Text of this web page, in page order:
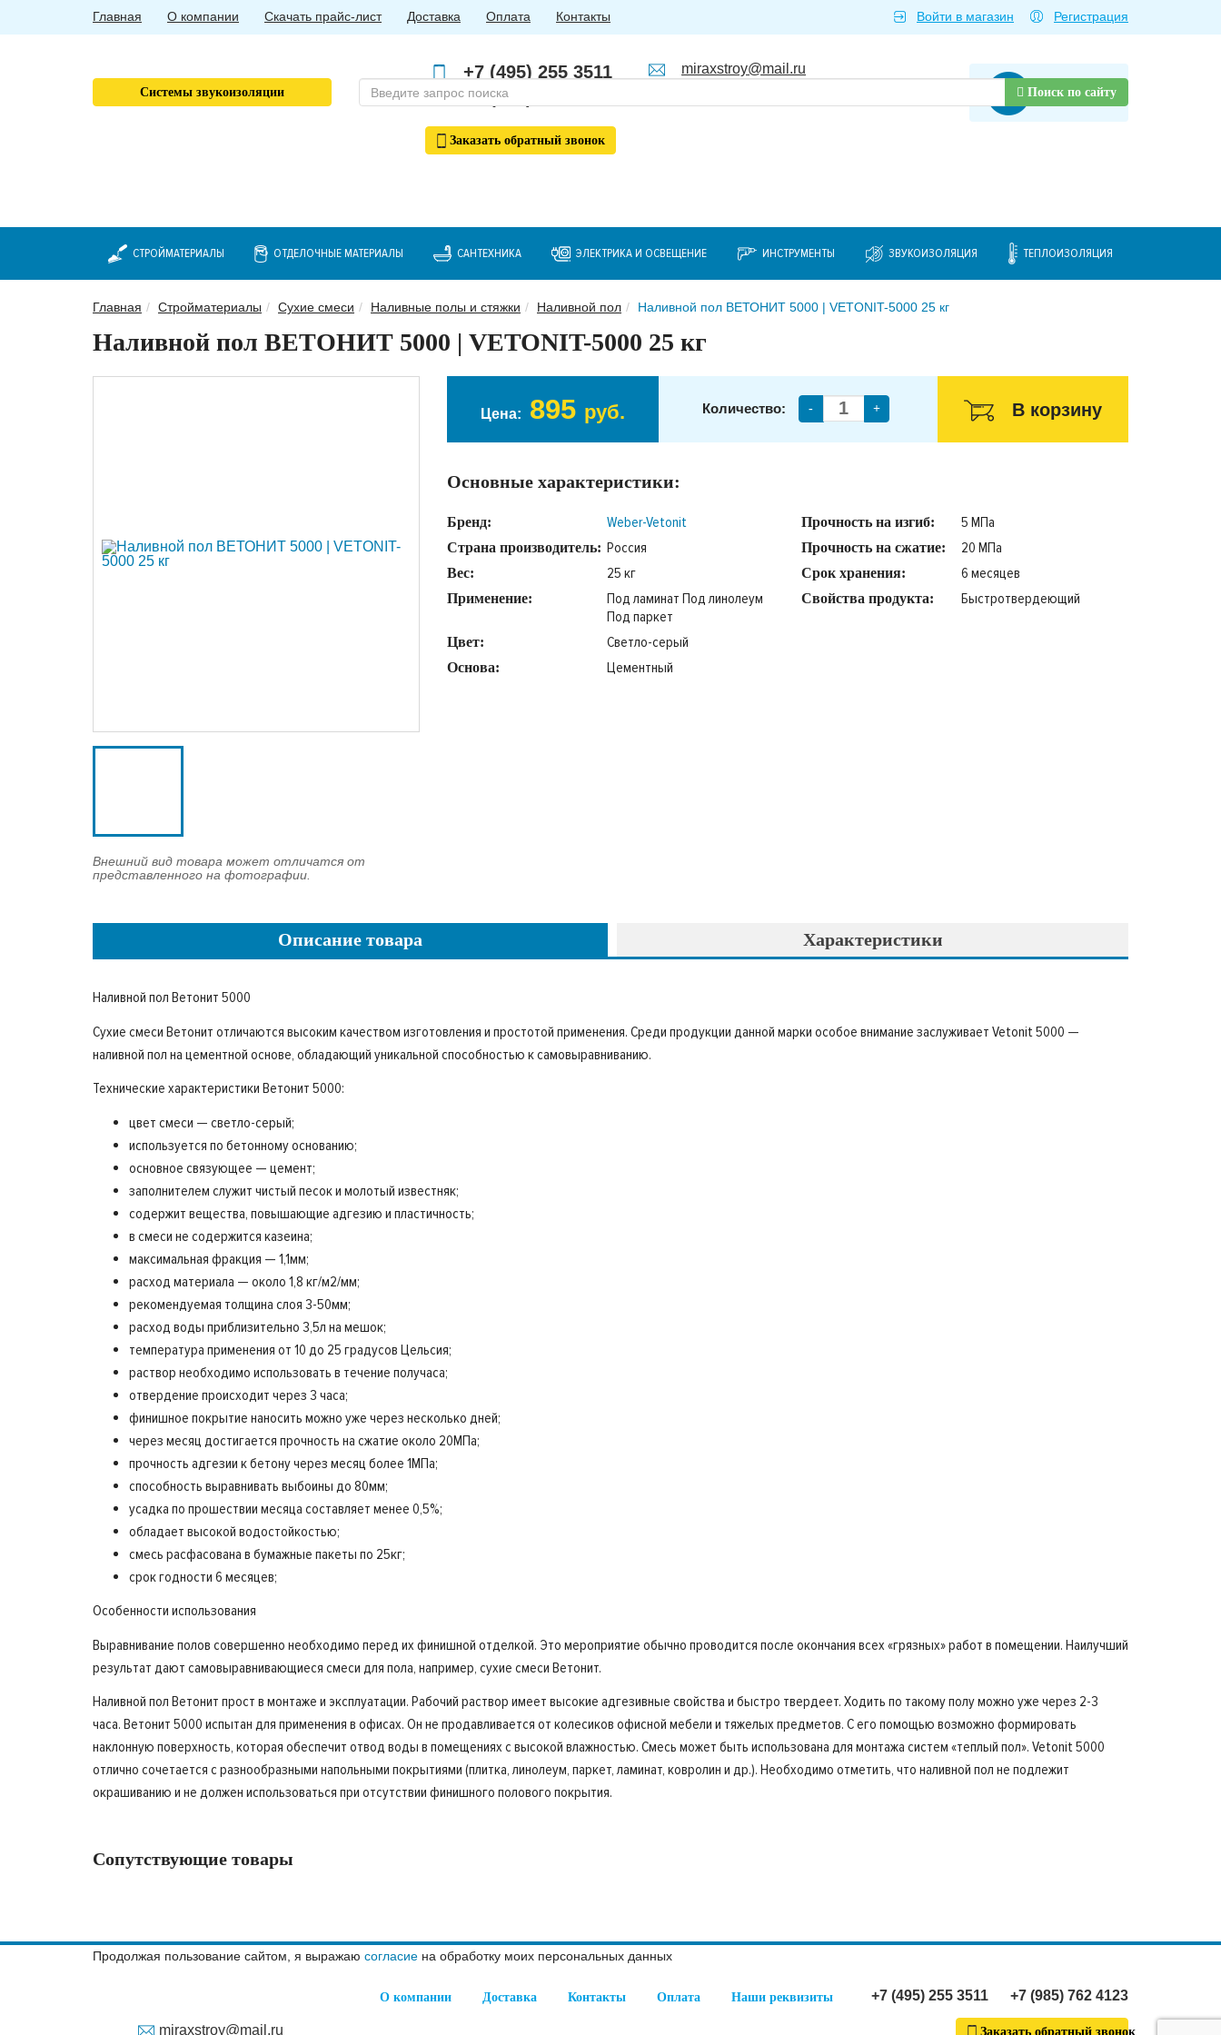
СТРОЙМАТЕРИАЛЫ ОТДЕЛОЧНЫЕ МАТЕРИАЛЫ САНТЕХНИКА ЭЛЕКТРИКА И ОСВЕЩЕНИЕ ИНСТРУМЕНТЫ ЗВУКОИЗОЛЯЦИЯ ТЕПЛОИЗОЛЯЦИЯ
Главная О компании Скачать прайс-лист Доставка Оплата Контакты Войти в магазин Регистрация
Товаров нет
+7 (495) 255 3511
+7 (985) 762 4123
Заказать обратный звонок
miraxstroy@mail.ru
Системы звукоизоляции Поиск по сайту
Главная Стройматериалы Сухие смеси Наливные полы и стяжки Наливной пол Наливной пол ВЕТОНИТ 5000 | VETONIT-5000 25 кг
Наливной пол ВЕТОНИТ 5000 | VETONIT-5000 25 кг
Внешний вид товара может отличатся от
представленного на фотографии.
Цена: 895 руб. В корзину
Количество: - +
Основные характеристики:
Бренд: Weber-Vetonit
Страна производитель: Россия
Вес: 25 кг
Применение:
Под ламинат Под линолеум
Под паркет
Цвет: Светло-серый
Основа: Цементный
Прочность на изгиб: 5 МПа
Прочность на сжатие: 20 МПа
Срок хранения: 6 месяцев
Свойства продукта: Быстротвердеющий
Описание товара Характеристики
Наливной пол Ветонит 5000
Сухие смеси Ветонит отличаются высоким качеством изготовления и простотой применения. Среди продукции данной марки особое внимание заслуживает Vetonit 5000 —
наливной пол на цементной основе, обладающий уникальной способностью к самовыравниванию.
Технические характеристики Ветонит 5000:
цвет смеси — светло-серый;
используется по бетонному основанию;
основное связующее — цемент;
заполнителем служит чистый песок и молотый известняк;
содержит вещества, повышающие адгезию и пластичность;
в смеси не содержится казеина;
максимальная фракция — 1,1мм;
расход материала — около 1,8 кг/м2/мм;
рекомендуемая толщина слоя 3-50мм;
расход воды приблизительно 3,5л на мешок;
температура применения от 10 до 25 градусов Цельсия;
раствор необходимо использовать в течение получаса;
отвердение происходит через 3 часа;
финишное покрытие наносить можно уже через несколько дней;
через месяц достигается прочность на сжатие около 20МПа;
прочность адгезии к бетону через месяц более 1МПа;
способность выравнивать выбоины до 80мм;
усадка по прошествии месяца составляет менее 0,5%;
обладает высокой водостойкостью;
смесь расфасована в бумажные пакеты по 25кг;
срок годности 6 месяцев;
Особенности использования
Выравнивание полов совершенно необходимо перед их финишной отделкой. Это мероприятие обычно проводится после окончания всех «грязных» работ в помещении. Наилучший
результат дают самовыравнивающиеся смеси для пола, например, сухие смеси Ветонит.
Наливной пол Ветонит прост в монтаже и эксплуатации. Рабочий раствор имеет высокие адгезивные свойства и быстро твердеет. Ходить по такому полу можно уже через 2-3
часа. Ветонит 5000 испытан для применения в офисах. Он не продавливается от колесиков офисной мебели и тяжелых предметов. С его помощью возможно формировать
наклонную поверхность, которая обеспечит отвод воды в помещениях с высокой влажностью. Смесь может быть использована для монтажа систем «теплый пол». Vetonit 5000
отлично сочетается с разнообразными напольными покрытиями (плитка, линолеум, паркет, ламинат, ковролин и др.). Необходимо отметить, что наливной пол не подлежит
окрашиванию и не должен использоваться при отсутствии финишного полового покрытия.
Сопутствующие товары
О компании Доставка Контакты Оплата Наши реквизиты +7 (495) 255 3511 +7 (985) 762 4123
Заказать обратный звонок
miraxstroy@mail.ru
Продолжая пользование сайтом, я выражаю согласие на обработку моих персональных данных